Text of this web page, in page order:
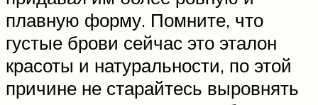
плавную форму. Помните, что
густые брови сейчас это эталон
красоты и натуральности, по этой
причине не старайтесь выровнять